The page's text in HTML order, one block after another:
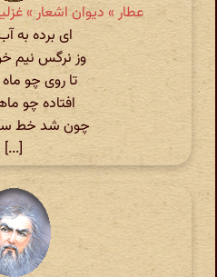
عطار » دیوان اشعار »
ای برده به
وز نرگس نیم
تا روی چو
افتاده چو
چون شد خط
[...]